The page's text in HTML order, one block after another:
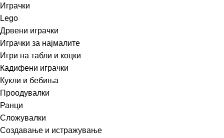
Играчки
Lego
Дрвени играчки
Играчки за најмалите
Игри на табли и коцки
Кадифени играчки
Кукли и бебиња
Проодувалки
Ранци
Сложувалки
Создавање и истражување